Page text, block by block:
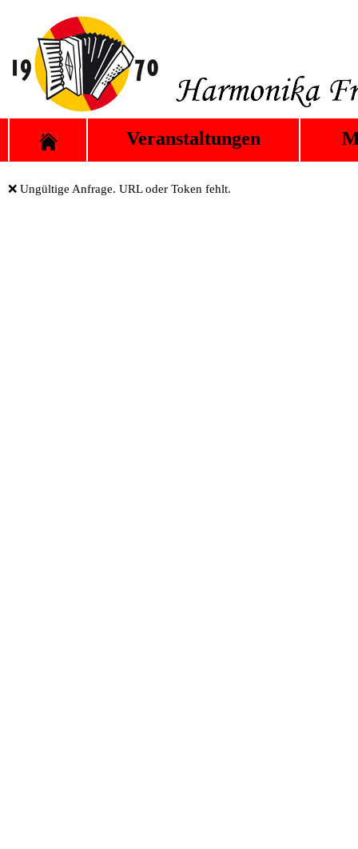
Veranstaltungen
❌ Ungültige Anfrage. URL oder Token fehlt.